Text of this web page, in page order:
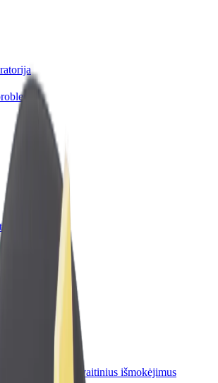
(-a)
patogiu metu
(-e)
ir gaukite savaitinius išmokėjimus